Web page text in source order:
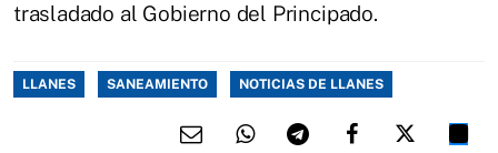
trasladado al Gobierno del Principado.
LLANES SANEAMIENTO NOTICIAS DE LLANES